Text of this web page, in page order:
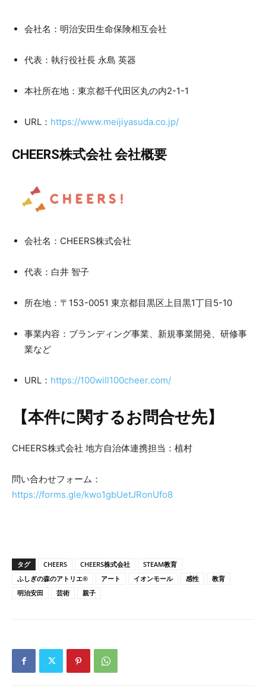
会社名：明治安田生命保険相互会社
代表：執行役社長 永島 英器
本社所在地：東京都千代田区丸の内2-1-1
URL： https://www.meijiyasuda.co.jp/
CHEERS株式会社 会社概要
会社名：CHEERS株式会社
代表：白井 智子
所在地：〒153-0051 東京都目黒区上目黒1丁目5-10
事業内容：ブランディング事業、新規事業開発、研修事
業など
URL： https://100will100cheer.com/
【本件に関するお問合せ先】
CHEERS株式会社 地方自治体連携担当：植村
問い合わせフォーム：
https://forms.gle/kwo1gbUetJRonUfo8
タグ CHEERS CHEERS株式会社
STEAM教育
ふしぎの森のアトリエ®
アート イオンモール 感性
教育
明治安田
芸術 親子